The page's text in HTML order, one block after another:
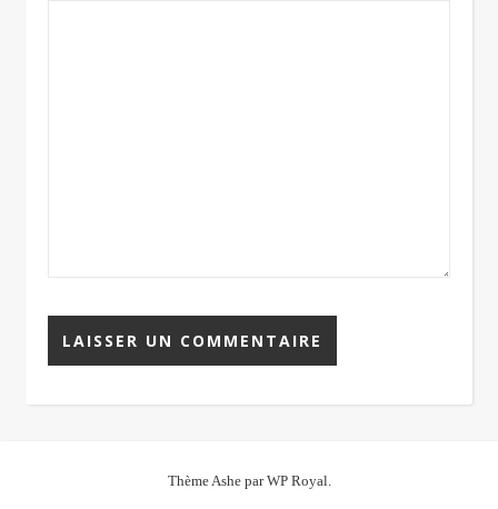
Thème Ashe parWP Royal.